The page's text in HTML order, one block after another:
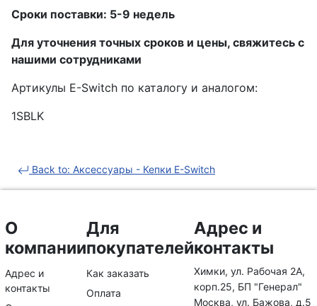
Сроки поставки: 5-9 недель
Для уточнения точных сроков и цены, свяжитесь с
нашими сотрудниками
Артикулы E-Switch по каталогу и аналогом:
1SBLK
Back to: Аксессуары - Кепки E-Switch
О
компании
Адрес и
контакты
Для
покупателей
Как заказать
Оплата
Адрес и
контакты
Химки, ул. Рабочая 2А,
корп.25, БП "Генерал"
Москва, ул. Бажова, д.5